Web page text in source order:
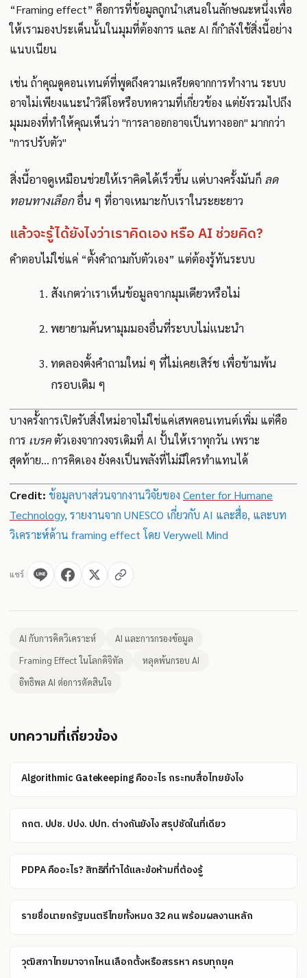
“Framing effect” คือการที่ข้อมูลถูกนำเสนอในลักษณะหนึ่งเพื่อ
ให้เรามองประเด็นนั้นในมุมที่ต้องการ และ AI ก็กำลังใช้สิ่งนี้อย่าง
แนบเนียน
เช่น ถ้าคุณดูคอนเทนต์ที่พูดถึงความเครียดจากการทำงาน ระบบ
อาจไม่เพียงแนะนำวิดีโอหรือบทความที่เกี่ยวข้อง แต่ยังรวมไปถึง
มุมมองที่ทำให้คุณเห็นว่า "การลาออกอาจเป็นทางออก" มากกว่า
"การปรับตัว"
สิ่งนี้อาจดูเหมือนช่วยให้เราคิดได้เร็วขึ้น แต่บางครั้งมันก็ ลด
ทอนทางเลือกอื่น ๆ ที่อาจเหมาะกับเราในระยะยาว
แล้วจะรู้ได้ยังไงว่าเราคิดเอง หรือ AI ช่วยคิด?
คำตอบไม่ใช่แค่ “ตั้งคำถามกับตัวเอง” แต่ต้องรู้ทันระบบ
สังเกตว่าเราเห็นข้อมูลจากมุมเดียวหรือไม่
พยายามค้นหามุมมองอื่นที่ระบบไม่แนะนำ
ทดลองตั้งคำถามใหม่ ๆ ที่ไม่เคยเสิร์ช เพื่อข้ามพ้น
กรอบเดิม ๆ
บางครั้งการเปิดรับสิ่งใหม่อาจไม่ใช่แค่เสพคอนเทนต์เพิ่ม แต่คือ
การ เบรคตัวเองจากวงจรเดิมที่ AI ปั้นให้เราทุกวัน เพราะ
สุดท้าย... การคิดเอง ยังคงเป็นพลังที่ไม่มีใครทำแทนได้
Credit: ข้อมูลบางส่วนจากงานวิจัยของ Center for Humane
Technology, รายงานจาก UNESCO เกี่ยวกับ AI และสื่อ, และบท
วิเคราะห์ด้าน framing effect โดย Verywell Mind
แชร์
AI กับการคิดวิเคราะห์
AI และการกรองข้อมูล
Framing Effect ในโลกดิจิทัล
หลุดพ้นกรอบ AI
อิทธิพล AI ต่อการตัดสินใจ
บทความที่เกี่ยวข้อง
Algorithmic Gatekeeping คืออะไร กระทบสื่อไทยยังไง
กกต. ปปช. ปปง. ปปท. ต่างกันยังไง สรุปชัดในที่เดียว
PDPA คืออะไร? สิทธิที่ทำได้และข้อห้ามที่ต้องรู้
รายชื่อนายกรัฐมนตรีไทยทั้งหมด 32 คน พร้อมผลงานหลัก
วุฒิสภาไทยมาจากไหน เลือกตั้งหรือสรรหา ครบทุกยุค